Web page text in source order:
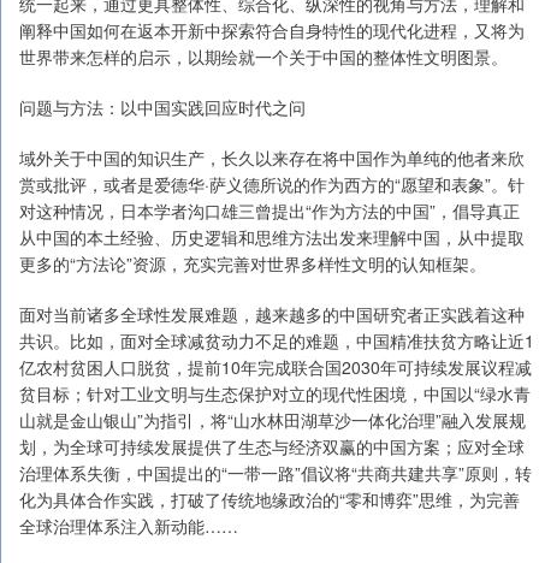
阐释中国如何在返本开新中探索符合自身特性的现代化进程，又将为
世界带来怎样的启示，以期绘就一个关于中国的整体性文明图景。
问题与方法：以中国实践回应时代之问
域外关于中国的知识生产，长久以来存在将中国作为单纯的他者来欣
赏或批评，或者是爱德华·萨义德所说的作为西方的“愿望和表象”。针
对这种情况，日本学者沟口雄三曾提出“作为方法的中国”，倡导真正
从中国的本土经验、历史逻辑和思维方法出发来理解中国，从中提取
更多的“方法论”资源，充实完善对世界多样性文明的认知框架。
面对当前诸多全球性发展难题，越来越多的中国研究者正实践着这种
共识。比如，面对全球减贫动力不足的难题，中国精准扶贫方略让近1
亿农村贫困人口脱贫，提前10年完成联合国2030年可持续发展议程减
贫目标；针对工业文明与生态保护对立的现代性困境，中国以“绿水青
山就是金山银山”为指引，将“山水林田湖草沙一体化治理”融入发展规
划，为全球可持续发展提供了生态与经济双赢的中国方案；应对全球
治理体系失衡，中国提出的“一带一路”倡议将“共商共建共享”原则，转
化为具体合作实践，打破了传统地缘政治的“零和博弈”思维，为完善
全球治理体系注入新动能……